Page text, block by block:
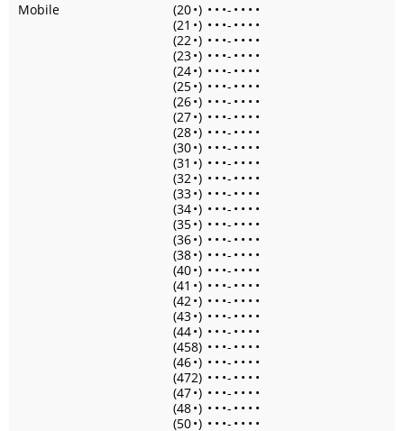
Mobile
(20•) • • •- • • • •
(21 •) • • •- • • • •
(22•) • • •- • • • •
(23•) • • •- • • • •
(24•) • • •- • • • •
(25•) • • •- • • • •
(26•) • • •- • • • •
(27•) • • •- • • • •
(28•) • • •- • • • •
(30•) • • •- • • • •
(31 •) • • •- • • • •
(32•) • • •- • • • •
(33•) • • •- • • • •
(34•) • • •- • • • •
(35•) • • •- • • • •
(36•) • • •- • • • •
(38•) • • •- • • • •
(40•) • • •- • • • •
(41 •) • • •- • • • •
(42•) • • •- • • • •
(43•) • • •- • • • •
(44•) • • •- • • • •
(458) • • •- • • • •
(46•) • • •- • • • •
(472) • • •- • • • •
(47•) • • •- • • • •
(48•) • • •- • • • •
(50•) • • •- • • • •